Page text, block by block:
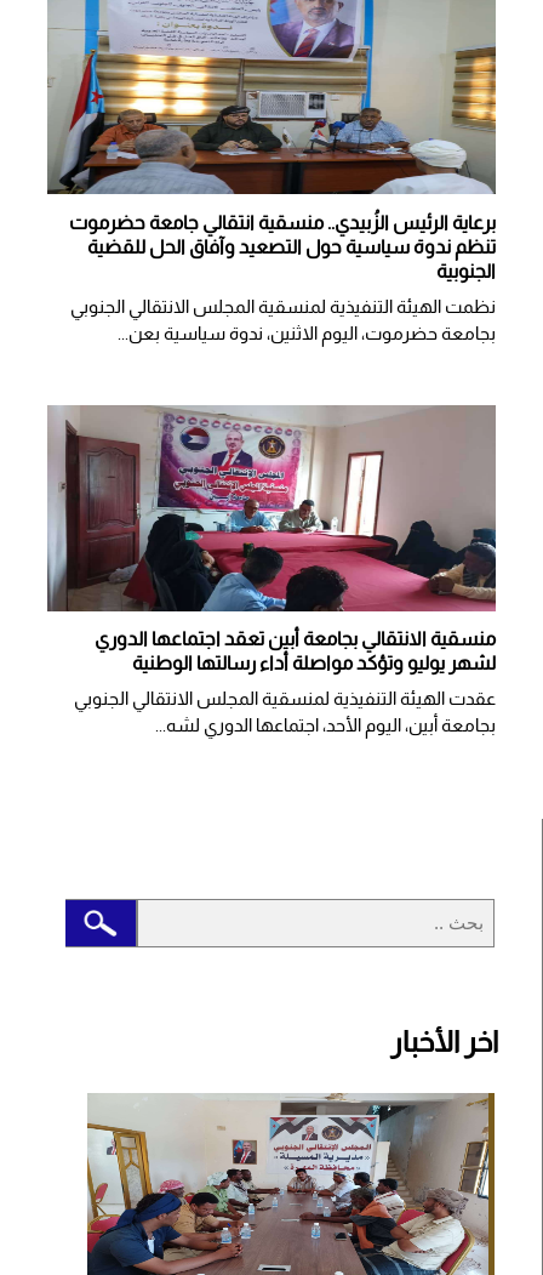
برعاية الرئيس الزُبيدي.. منسقية انتقالي جامعة حضرموت
تنظم ندوة سياسية حول التصعيد وآفاق الحل للقضية
الجنوبية
نظمت الهيئة التنفيذية لمنسقية المجلس الانتقالي الجنوبي
بجامعة حضرموت، اليوم الاثنين، ندوة سياسية بعن...
منسقية الانتقالي بجامعة أبين تعقد اجتماعها الدوري
لشهر يوليو وتؤكد مواصلة أداء رسالتها الوطنية
عقدت الهيئة التنفيذية لمنسقية المجلس الانتقالي الجنوبي
بجامعة أبين، اليوم الأحد، اجتماعها الدوري لشه...
اخر الأخبار